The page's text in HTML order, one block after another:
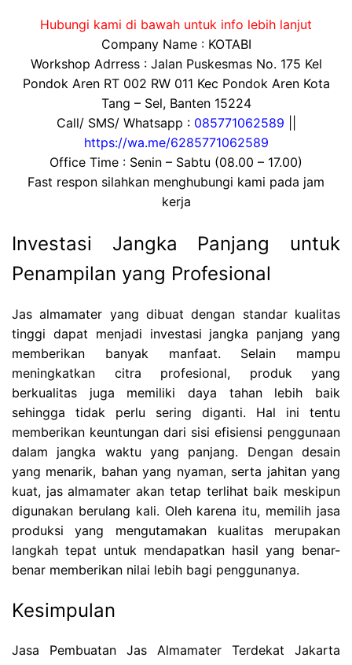
Hubungi kami di bawah untuk info lebih lanjut
Company Name : KOTABI
Workshop Adrress : Jalan Puskesmas No. 175 Kel
Pondok Aren RT 002 RW 011 Kec Pondok Aren Kota
Tang – Sel, Banten 15224
Call/ SMS/ Whatsapp : 085771062589
https://wa.me/6285771062589
Office Time : Senin – Sabtu (08.00 – 17.00)
Fast respon silahkan menghubungi kami pada jam
kerja
Investasi Jangka Panjang untuk
Penampilan yang Profesional
Jas almamater yang dibuat dengan standar kualitas
tinggi dapat menjadi investasi jangka panjang yang
memberikan banyak manfaat. Selain mampu
meningkatkan citra profesional, produk yang
berkualitas juga memiliki daya tahan lebih baik
sehingga tidak perlu sering diganti. Hal ini tentu
memberikan keuntungan dari sisi efisiensi penggunaan
dalam jangka waktu yang panjang. Dengan desain
yang menarik, bahan yang nyaman, serta jahitan yang
kuat, jas almamater akan tetap terlihat baik meskipun
digunakan berulang kali. Oleh karena itu, memilih jasa
produksi yang mengutamakan kualitas merupakan
langkah tepat untuk mendapatkan hasil yang benar-
benar memberikan nilai lebih bagi penggunanya.
Kesimpulan
Jasa Pembuatan Jas Almamater Terdekat Jakarta